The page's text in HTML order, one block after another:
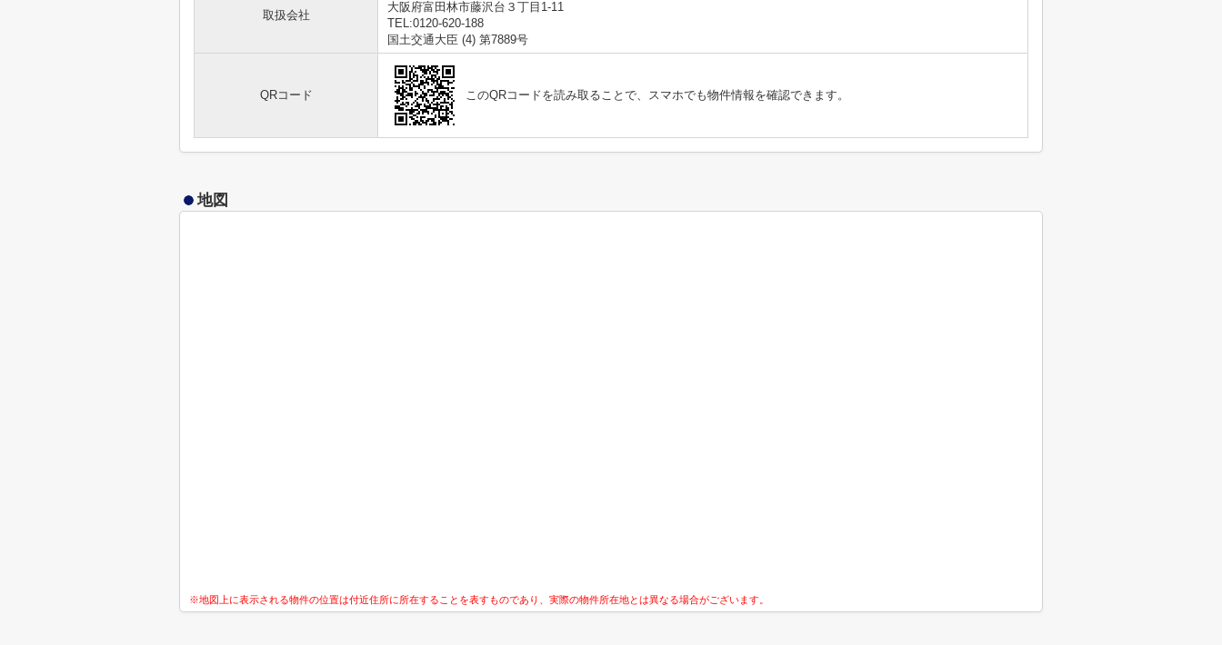
取扱会社
大阪府富田林市藤沢台３丁目1-11
TEL:0120-620-188
国土交通大臣 (4) 第7889号
QRコード このQRコードを読み取ることで、スマホでも物件情報を確認できます。
地図
※地図上に表示される物件の位置は付近住所に所在することを表すものであり、実際の物件所在地とは異なる場合がございます。